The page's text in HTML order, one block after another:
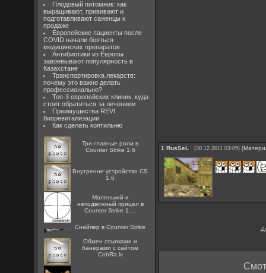
Плодовый питомник: как
выращивают, прививают и
подготавливают саженцы к
продаже
Европейские пациенты после
COVID начали бояться
медицинских препаратов
Антибиотики из Европы
завоевывают популярность в
Казахстане
Транспортировка лекарств:
почему это важно делать
профессионально?
Топ-3 европейских клиник, куда
стоит обратиться за лечением
Преимущества REVI
биоревитализации
Как сделать коптильню
Три главные роли в
Counter Strike 1.6
Внутренне устройство CS
1.6
Маленький и
неподвижный прицел в
Counter Strike 1....
Снайпер в Counter Strike
Oбмен ссылками и
банерами с сайтом
CobRa.lv
1 RusSeL (30.12.2011 03:05) [